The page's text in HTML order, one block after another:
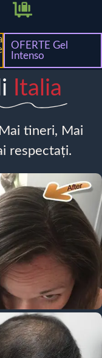
OFERTE Gel
Intenso
Italia
tineri, Mai
respectați.